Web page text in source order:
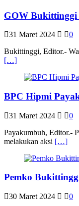
GOW Bukittinggi
31 Maret 2024
0
Bukittinggi, Editor.-
[…]
BPC Hipmi
31 Maret 2024
0
Payakumbuh, Editor.-
melakukan aksi […]
Pemko
30 Maret 2024
0